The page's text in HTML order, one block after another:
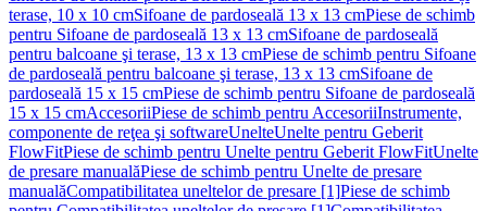
terase, 10 x 10 cmSifoane de pardoseală 13 x 13 cmPiese de schimb
pentru Sifoane de pardoseală 13 x 13 cmSifoane de pardoseală
pentru balcoane şi terase, 13 x 13 cmPiese de schimb pentru Sifoane
de pardoseală pentru balcoane şi terase, 13 x 13 cmSifoane de
pardoseală 15 x 15 cmPiese de schimb pentru Sifoane de pardoseală
15 x 15 cmAccesoriiPiese de schimb pentru AccesoriiInstrumente,
componente de reţea şi softwareUnelteUnelte pentru Geberit
FlowFitPiese de schimb pentru Unelte pentru Geberit FlowFitUnelte
de presare manualăPiese de schimb pentru Unelte de presare
manualăCompatibilitatea uneltelor de presare [1]Piese de schimb